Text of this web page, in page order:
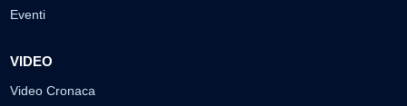
Eventi
VIDEO
Video Cronaca